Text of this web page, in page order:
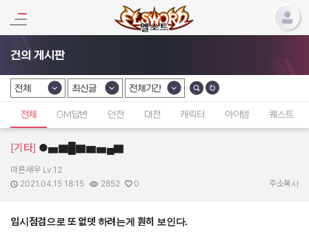
건의 게시판
카테고리 선택
전체
카테고리 선택
최신글
카테고리 선택
전체기간
전체 GM답변 던전 대전 캐릭터 아이템 퀘스트
[기타] ●▅▇█▇▆▅▄▇
작성자:
마른새우 Lv.12
작성일:
2021.04.15 18:15
조회수:
2852
추천수:
0 주소복사
임시점검으로 또 없뎃 하려는게 훤히 보인다.